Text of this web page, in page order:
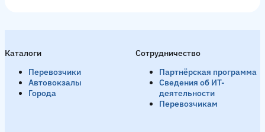
Каталоги
Перевозчики
Автовокзалы
Города
Сотрудничество
Партнёрская программа
Сведения об ИТ-
деятельности
Перевозчикам